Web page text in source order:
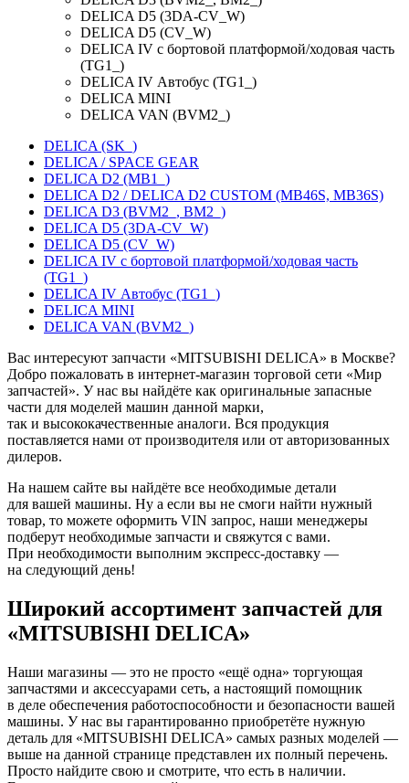
DELICA D5 (3DA-CV_W)
DELICA D5 (CV_W)
DELICA IV c бортовой платформой/ходовая часть
(TG1_)
DELICA IV Автобус (TG1_)
DELICA MINI
DELICA VAN (BVM2_)
DELICA (SK_)
DELICA / SPACE GEAR
DELICA D2 (MB1_)
DELICA D2 / DELICA D2 CUSTOM (MB46S, MB36S)
DELICA D3 (BVM2_, BM2_)
DELICA D5 (3DA-CV_W)
DELICA D5 (CV_W)
DELICA IV c бортовой платформой/ходовая часть
(TG1_)
DELICA IV Автобус (TG1_)
DELICA MINI
DELICA VAN (BVM2_)
Вас интересуют запчасти «MITSUBISHI DELICA» в Москве?
Добро пожаловать в интернет-магазин торговой сети «Мир
запчастей». У нас вы найдёте как оригинальные запасные
части для моделей машин данной марки,
так и высококачественные аналоги. Вся продукция
поставляется нами от производителя или от авторизованных
дилеров.
На нашем сайте вы найдёте все необходимые детали
для вашей машины. Ну а если вы не смоги найти нужный
товар, то можете оформить VIN запрос, наши менеджеры
подберут необходимые запчасти и свяжутся с вами.
При необходимости выполним экспресс-доставку —
на следующий день!
Широкий ассортимент запчастей для
«MITSUBISHI DELICA»
Наши магазины — это не просто «ещё одна» торгующая
запчастями и аксессуарами сеть, а настоящий помощник
в деле обеспечения работоспособности и безопасности вашей
машины. У нас вы гарантированно приобретёте нужную
деталь для «MITSUBISHI DELICA» самых разных моделей —
выше на данной странице представлен их полный перечень.
Просто найдите свою и смотрите, что есть в наличии.